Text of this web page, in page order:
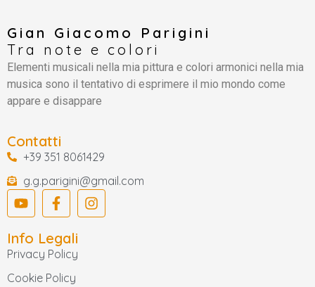
Gian Giacomo Parigini
Tra note e colori
Elementi musicali nella mia pittura e colori armonici nella mia
musica sono il tentativo di esprimere il mio mondo come
appare e disappare
Contatti
+39 351 8061429
g.g.parigini@gmail.com
Info Legali
Privacy Policy
Cookie Policy